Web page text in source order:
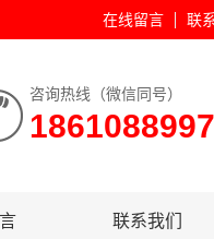
在线留言 联
咨询热线（微信同号）
联系我们